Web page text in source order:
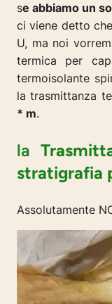
se abbiamo un
ci viene detto
U, ma noi
termica per
termoisolante
la trasmittanza
* m.
la
stratigrafia
Assolutamente